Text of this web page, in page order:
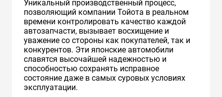
Уникальный производственный процесс,
позволяющий компании Тойота в реальном
времени контролировать качество каждой
автозапчасти, вызывает восхищение и
уважение со стороны как покупателей, так и
конкурентов. Эти японские автомобили
славятся высочайшей надежностью и
способностью сохранять исправное
состояние даже в самых суровых условиях
эксплуатации.